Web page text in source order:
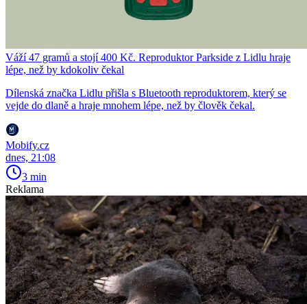
Váží 47 gramů a stojí 400 Kč. Reproduktor Parkside z Lidlu hraje
lépe, než by kdokoliv čekal
Dílenská značka Lidlu přišla s Bluetooth reproduktorem, který se
vejde do dlaně a hraje mnohem lépe, než by člověk čekal.
Mobify.cz
dnes, 21:08
3 min
Reklama